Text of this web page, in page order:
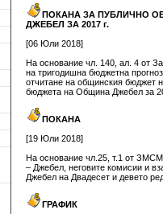
ПОКАНА ЗА ПУБЛИЧНО
ДЖЕБЕЛ ЗА 2017 г.
[06 Юли 2018]
На основание чл. 140, ал. 4 от
на тригодишна бюджетна
отчитане на общинския бюджет
бюджета на Община Джебел за
ПОКАНА
[19 Юли 2018]
На основание чл.25, т.1 от
– Джебел, неговите комисии и
Джебел на Двадесет и девето
ГРАФИК